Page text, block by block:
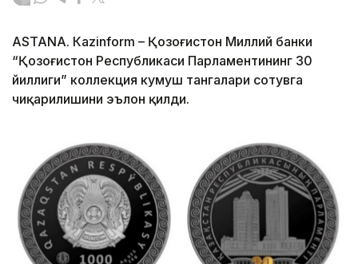
ASTANА. Кazinform – Қозоғистон Миллий банки
“Қозоғистон Республикаси Парламентининг 30
йиллиги” коллекция кумуш тангалари сотувга
чиқарилишини эълон қилди.